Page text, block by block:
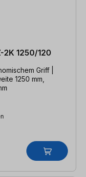
1250/120
Griff |
1250 mm,